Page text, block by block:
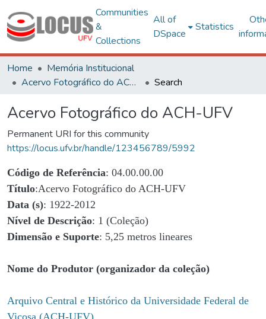
Communities
&
Collections
All of
DSpace
Statistics
Home
Memória Institucional
Acervo Fotográfico do ACH-UFV
Search
Acervo Fotográfico do ACH-UFV
Permanent URI for this community
https://locus.ufv.br/handle/123456789/5992
Código de Referência: 04.00.00.00
Título:Acervo Fotográfico do ACH-UFV
Data (s): 1922-2012
Nível de Descrição: 1 (Coleção)
Dimensão e Suporte: 5,25 metros lineares
Nome do Produtor (organizador da coleção)
Arquivo Central e Histórico da Universidade Federal de
Viçosa (ACH-UFV)